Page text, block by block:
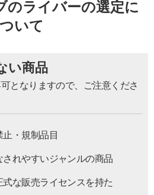
のライバーの選定に
ついて
い商品
となりますので、ご注意くださ
・規制品目
れやすいジャンルの商品
な販売ライセンスを持た